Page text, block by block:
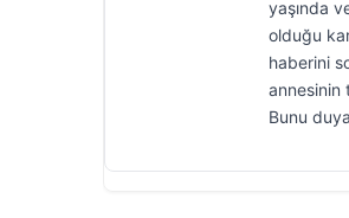
yaşında
olduğu
haberini
annesinin
Bunu